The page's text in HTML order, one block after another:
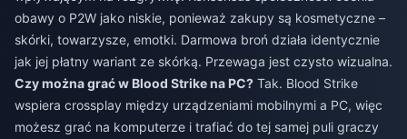
obawy o P2W jako niskie, ponieważ zakupy są kosmetyczne –
skórki, towarzysze, emotki. Darmowa broń działa identycznie
jak jej płatny wariant ze skórką. Przewaga jest czysto wizualna.
Czy można grać w Blood Strike na PC? Tak. Blood Strike
wspiera crossplay między urządzeniami mobilnymi a PC, więc
możesz grać na komputerze i trafiać do tej samej puli graczy